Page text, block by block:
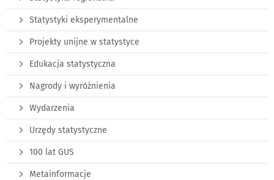
Statystyki eksperymentalne
Projekty unijne w statystyce
Edukacja statystyczna
Nagrody i wyróżnienia
Wydarzenia
Urzędy statystyczne
100 lat GUS
Metainformacje